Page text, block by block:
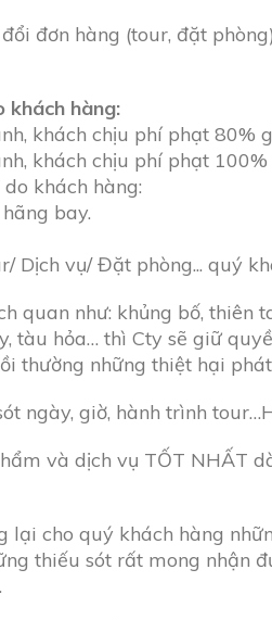
đơn hàng (tour, đặt
khách hàng:
khách chịu phí phạt 80%
khách chịu phí phạt
khách hàng:
bay.
Dịch vụ/ Đặt phòng... quý
quan như: khủng bố,
tàu hỏa… thì Cty sẽ giữ
thường những thiệt hại phát
ngày, giờ, hành trình
và dịch vụ TỐT NHẤT
lại cho quý khách hàng
thiếu sót rất mong nhận